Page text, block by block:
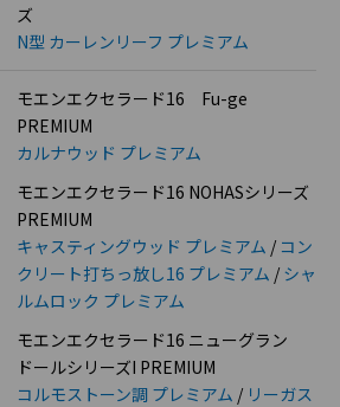
ズ
N型 カーレンリーフ プレミアム
モエンエクセラード16 Fu-ge
PREMIUM
カルナウッド プレミアム
モエンエクセラード16 NOHASシリーズ
PREMIUM
キャスティングウッド プレミアム / コン
クリート打ちっ放し16 プレミアム / シャ
ルムロック プレミアム
モエンエクセラード16 ニューグラン
ドールシリーズI PREMIUM
コルモストーン調 プレミアム / リーガス